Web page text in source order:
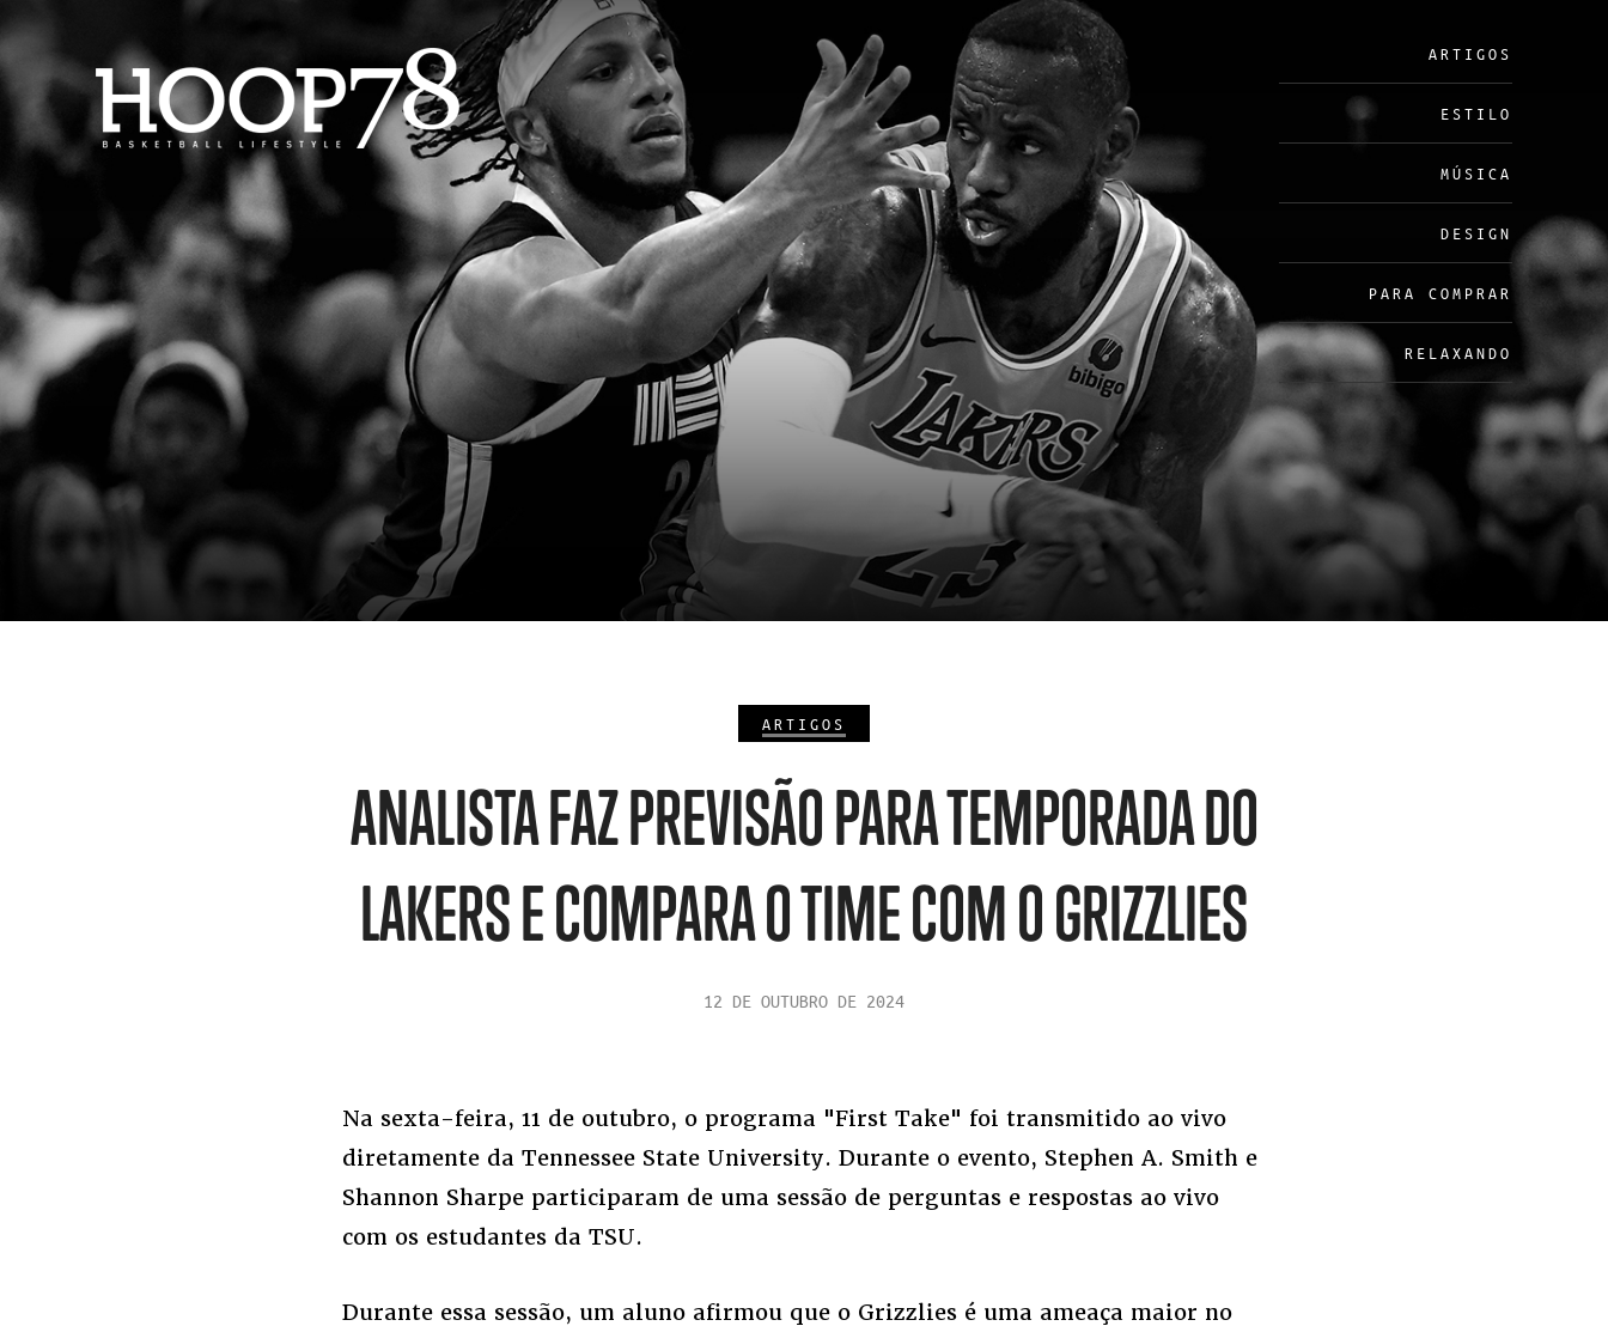
ARTIGOS
ESTILO
MÚSICA
DESIGN
PARA COMPRAR
RELAXANDO
ARTIGOS
ANALISTA FAZ PREVISÃO PARA TEMPORADA DO
LAKERS E COMPARA O TIME COM O GRIZZLIES
12 DE OUTUBRO DE 2024
Na sexta-feira, 11 de outubro, o programa "First Take" foi transmitido ao vivo
diretamente da Tennessee State University. Durante o evento, Stephen A. Smith e
Shannon Sharpe participaram de uma sessão de perguntas e respostas ao vivo
com os estudantes da TSU.
Durante essa sessão, um aluno afirmou que o Grizzlies é uma ameaça maior no